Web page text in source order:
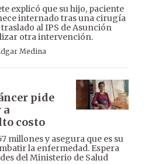
explicó que su hijo, paciente
internado tras una cirugía
al IPS de Asunción
otra intervención.
Medina
pide
a
costo
millones y asegura que es su
la enfermedad. Espera
del Ministerio de Salud